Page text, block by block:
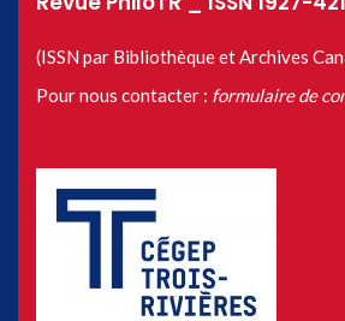
(ISSN par Bibliothèque et Archives
Pour nous contacter : formulaire de